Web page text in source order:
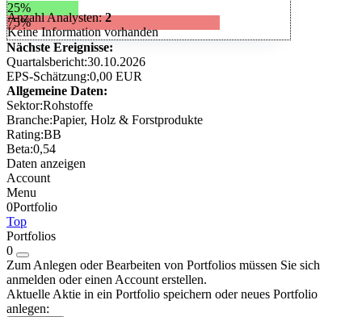
25%
75%
Anzahl Analysten:2
Keine Information vorhanden
Nächste Ereignisse:
Quartalsbericht:30.10.2026
EPS-Schätzung:0,00 EUR
Allgemeine Daten:
Sektor:Rohstoffe
Branche:Papier, Holz & Forstprodukte
Rating:BB
Beta:0,54
Daten anzeigen
Account
Menu
0Portfolio
Top
Portfolios
0
Zum Anlegen oder Bearbeiten von Portfolios müssen Sie sich
anmelden oder einen Account erstellen.
Aktuelle Aktie in ein Portfolio speichern oder neues Portfolio
anlegen: